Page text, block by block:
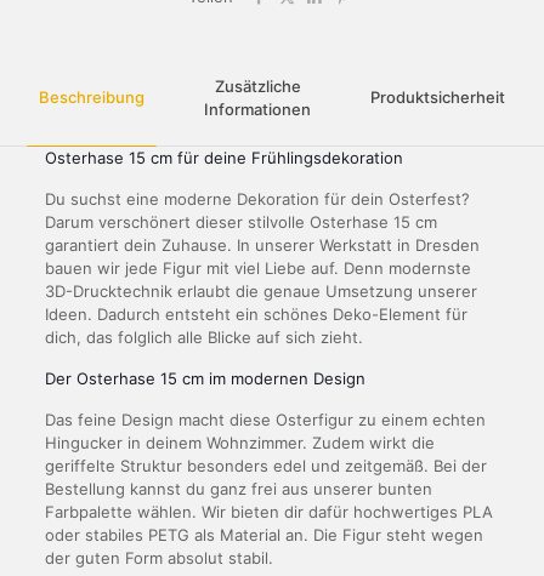
Beschreibung
Zusätzliche
Informationen
Produktsicherheit
Osterhase 15 cm für deine Frühlingsdekoration
Du suchst eine moderne Dekoration für dein Osterfest?
Darum verschönert dieser stilvolle Osterhase 15 cm
garantiert dein Zuhause. In unserer Werkstatt in Dresden
bauen wir jede Figur mit viel Liebe auf. Denn modernste
3D-Drucktechnik erlaubt die genaue Umsetzung unserer
Ideen. Dadurch entsteht ein schönes Deko-Element für
dich, das folglich alle Blicke auf sich zieht.
Der Osterhase 15 cm im modernen Design
Das feine Design macht diese Osterfigur zu einem echten
Hingucker in deinem Wohnzimmer. Zudem wirkt die
geriffelte Struktur besonders edel und zeitgemäß. Bei der
Bestellung kannst du ganz frei aus unserer bunten
Farbpalette wählen. Wir bieten dir dafür hochwertiges PLA
oder stabiles PETG als Material an. Die Figur steht wegen
der guten Form absolut stabil.